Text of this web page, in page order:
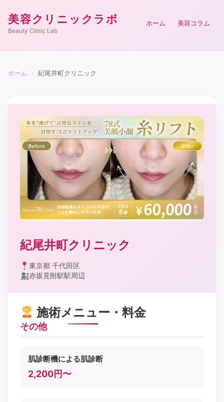
美容クリニックラボ
Beauty Clinic Lab
ホーム 美容コラム
ホーム › 紀尾井町クリニック
紀尾井町クリニック
東京都 千代田区
赤坂見附駅駅周辺
施術メニュー・料金
その他
肌診断機による肌診断
2,200円〜